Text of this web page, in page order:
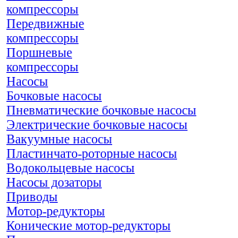
компрессоры
Передвижные
компрессоры
Поршневые
компрессоры
Насосы
Бочковые насосы
Пневматические бочковые насосы
Электрические бочковые насосы
Вакуумные насосы
Пластинчато-роторные насосы
Водокольцевые насосы
Насосы дозаторы
Приводы
Мотор-редукторы
Конические мотор-редукторы